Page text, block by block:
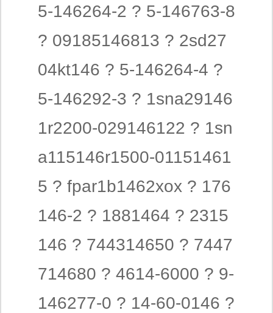
5-146264-2 ? 5-146763-8
? 09185146813 ? 2sd27
04kt146 ? 5-146264-4 ?
5-146292-3 ? 1sna29146
1r2200-029146122 ? 1sn
a115146r1500-01151461
5 ? fpar1b1462xox ? 176
146-2 ? 1881464 ? 2315
146 ? 744314650 ? 7447
714680 ? 4614-6000 ? 9-
146277-0 ? 14-60-0146 ?